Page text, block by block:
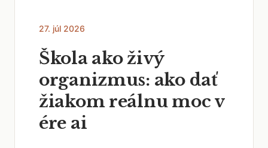
27. júl 2026
Škola ako živý
organizmus: ako dať
žiakom reálnu moc v
ére ai